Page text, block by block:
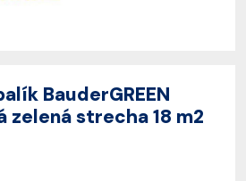
BauderGREEN
zelená strecha 18 m2